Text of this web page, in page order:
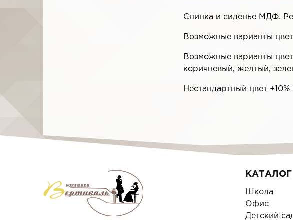
Спинка и сиденье МДФ.
Возможные варианты
Возможные варианты
коричневый, желтый,
Нестандартный цвет +10%
КАТАЛОГ
Школа
Офис
Детский